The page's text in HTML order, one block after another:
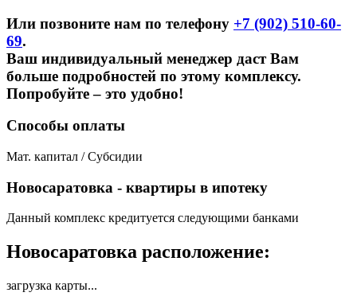
Или позвоните нам по телефону +7 (902) 510-60-
69.
Ваш индивидуальный менеджер даст Вам
больше подробностей по этому комплексу.
Попробуйте – это удобно!
Способы оплаты
Мат. капитал / Субсидии
Новосаратовка - квартиры в ипотеку
Данный комплекс кредитуется следующими банками
Новосаратовка расположение:
загрузка карты...